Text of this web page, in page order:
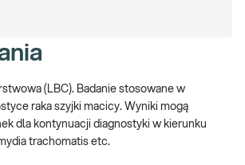
(LBC). Badanie stosowane w
raka szyjki macicy. Wyniki mogą
dla kontynuacji diagnostyki w kierunku
trachomatis etc.